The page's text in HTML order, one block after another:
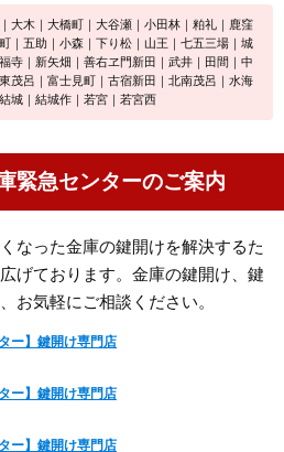
大木｜大橋町｜大谷瀬｜小田林｜粕礼｜鹿窪
｜五助｜小森｜下り松｜山王｜七五三場｜城
寺｜新矢畑｜善右ヱ門新田｜武井｜田間｜中
茂呂｜富士見町｜古宿新田｜北南茂呂｜水海
城｜結城作｜若宮｜若宮西
緊急センターのご案内
なった金庫の鍵開けを解決するた
げております。金庫の鍵開け、鍵
お気軽にご相談ください。
ー】鍵開け専門店
ー】鍵開け専門店
ー】鍵開け専門店